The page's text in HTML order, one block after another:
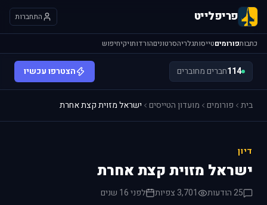
פריפלייט התחברות
כתבותפורומיםטייסותגלריהסרטוניםהורדותויקיחיפוש
114חברים מחוברים הצטרפו עכשיו
בית פורומים מועדון הטייסים ישראל מזוית קצת אחרת
דיון
ישראל מזוית קצת אחרת
25 הודעות 3,701 צפיות לפני 16 שנים